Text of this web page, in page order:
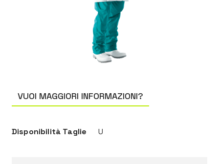
VUOI MAGGIORI INFORMAZIONI?
Disponibilità Taglie U